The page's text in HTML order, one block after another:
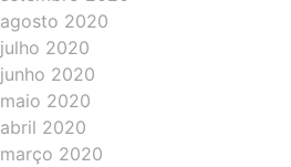
agosto 2020
julho 2020
junho 2020
maio 2020
abril 2020
março 2020